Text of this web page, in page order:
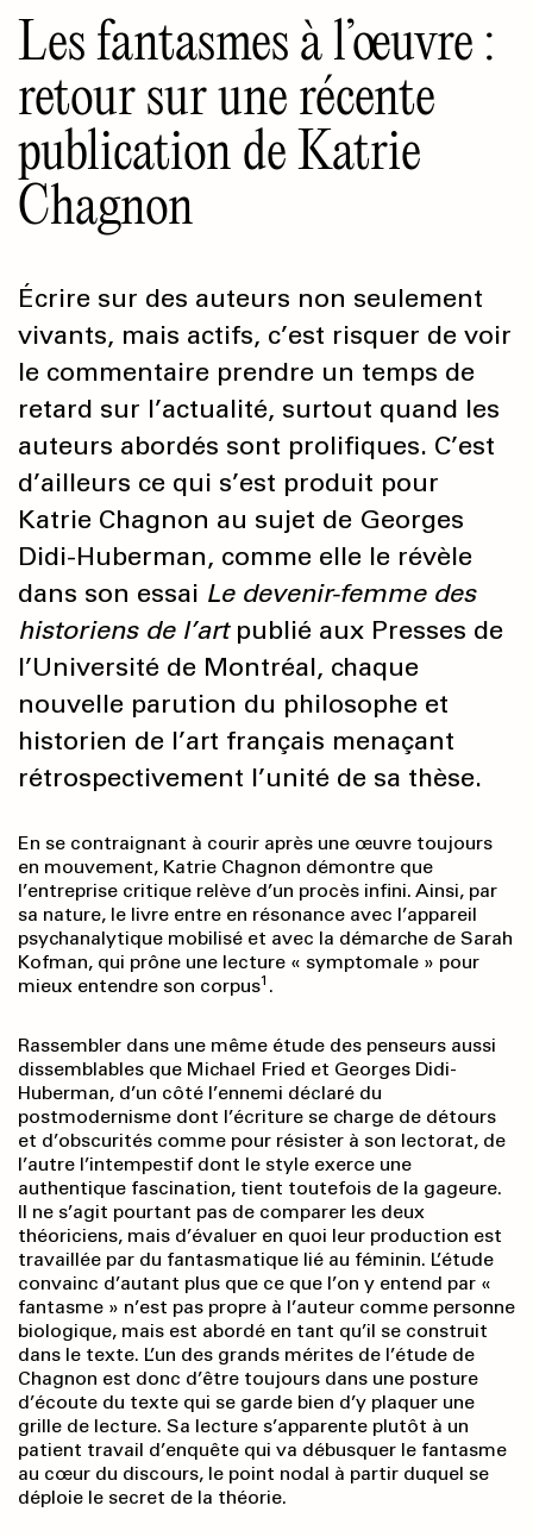
Les fantasmes à l’œuvre :
retour sur une récente
publication de Katrie
Chagnon
Écrire sur des auteurs non seulement
vivants, mais actifs, c’est risquer de voir
le commentaire prendre un temps de
retard sur l’actualité, surtout quand les
auteurs abordés sont prolifiques. C’est
d’ailleurs ce qui s’est produit pour
Katrie Chagnon au sujet de Georges
Didi-Huberman, comme elle le révèle
dans son essai Le devenir-femme des
historiens de l’artpublié aux Presses de
l’Université de Montréal, chaque
nouvelle parution du philosophe et
historien de l’art français menaçant
rétrospectivement l’unité de sa thèse.
En se contraignant à courir après une œuvre toujours
en mouvement, Katrie Chagnon démontre que
l’entreprise critique relève d’un procès infini. Ainsi, par
sa nature, le livre entre en résonance avec l’appareil
psychanalytique mobilisé et avec la démarche de Sarah
Kofman, qui prône une lecture « symptomale » pour
mieux entendre son corpus1 .
Rassembler dans une même étude des penseurs aussi
dissemblables que Michael Fried et Georges Didi-
Huberman, d’un côté l’ennemi déclaré du
postmodernisme dont l’écriture se charge de détours
et d’obscurités comme pour résister à son lectorat, de
l’autre l’intempestif dont le style exerce une
authentique fascination, tient toutefois de la gageure.
Il ne s’agit pourtant pas de comparer les deux
théoriciens, mais d’évaluer en quoi leur production est
travaillée par du fantasmatique lié au féminin. L’étude
convainc d’autant plus que ce que l’on y entend par «
fantasme » n’est pas propre à l’auteur comme personne
biologique, mais est abordé en tant qu’il se construit
dans le texte. L’un des grands mérites de l’étude de
Chagnon est donc d’être toujours dans une posture
d’écoute du texte qui se garde bien d’y plaquer une
grille de lecture. Sa lecture s’apparente plutôt à un
patient travail d’enquête qui va débusquer le fantasme
au cœur du discours, le point nodal à partir duquel se
déploie le secret de la théorie.